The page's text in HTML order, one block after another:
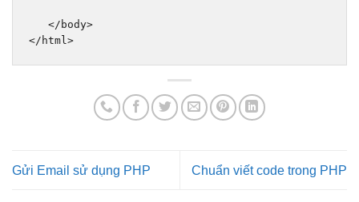
</body>
</html>
Gửi Email sử dụng PHP Chuẩn viết code trong PHP